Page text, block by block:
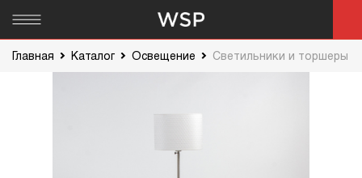
Главная Каталог Освещение Светильники и торшеры